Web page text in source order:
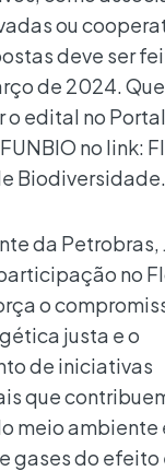
ou
deve ser
de 2024.
o edital no
no link:
Biodiversidade.
da Petrobras,
no
o
justa e o
de iniciativas
que
meio ambiente
gases do efeito